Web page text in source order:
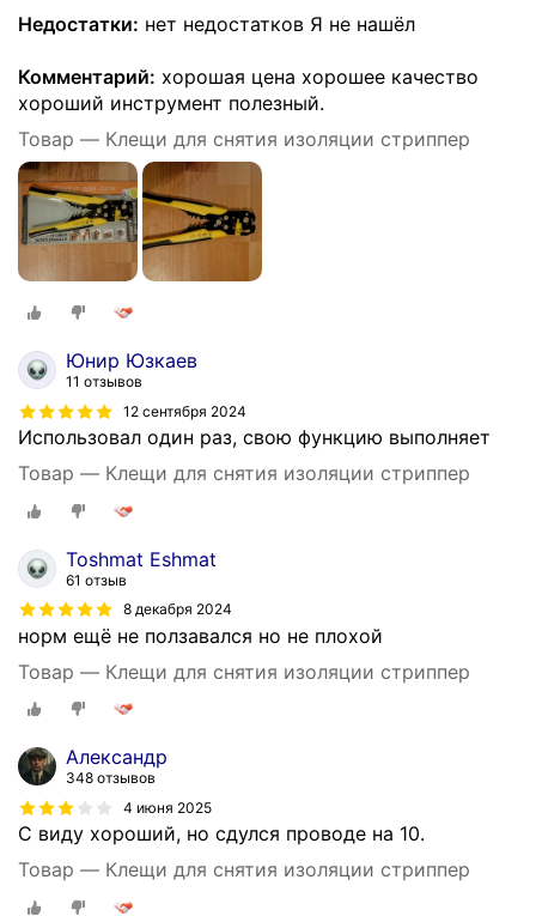
Недостатки: нет недостатков Я не нашёл
Комментарий: хорошая цена хорошее качество
хороший инструмент полезный.
Товар — Клещи для снятия изоляции стриппер
Юнир Юзкаев
11 отзывов
12 сентября 2024
Использовал один раз, свою функцию выполняет
Товар — Клещи для снятия изоляции стриппер
Toshmat Eshmat
61 отзыв
8 декабря 2024
норм ещë не ползавался но не плохой
Товар — Клещи для снятия изоляции стриппер
Александр
348 отзывов
4 июня 2025
С виду хороший, но сдулся проводе на 10.
Товар — Клещи для снятия изоляции стриппер